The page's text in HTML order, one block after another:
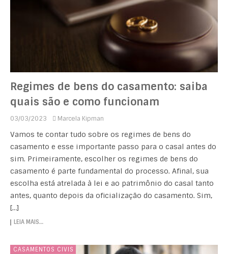
Regimes de bens do casamento: saiba
quais são e como funcionam
03/03/2023 Marcela Kipman
Vamos te contar tudo sobre os regimes de bens do
casamento e esse importante passo para o casal antes do
sim. Primeiramente, escolher os regimes de bens do
casamento é parte fundamental do processo. Afinal, sua
escolha está atrelada à lei e ao patrimônio do casal tanto
antes, quanto depois da oficialização do casamento. Sim,
[…]
LEIA MAIS…
CASAMENTOS CIVIS